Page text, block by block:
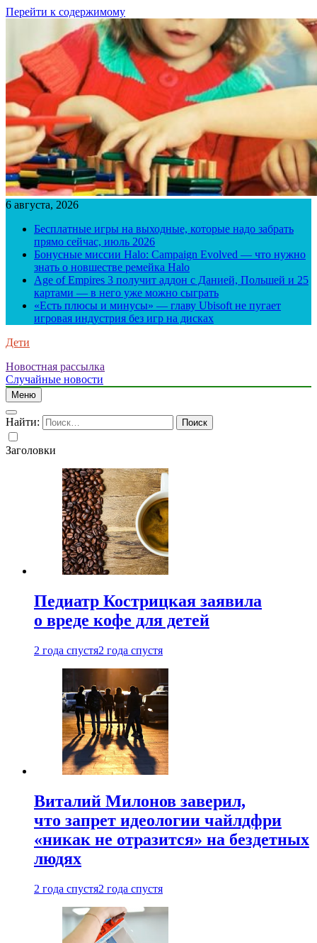
Перейти к содержимому
6 августа, 2026
Бесплатные игры на выходные, которые надо забрать
прямо сейчас, июль 2026
Бонусные миссии Halo: Campaign Evolved — что нужно
знать о новшестве ремейка Halo
Age of Empires 3 получит аддон с Данией, Польшей и 25
картами — в него уже можно сыграть
«Есть плюсы и минусы» — главу Ubisoft не пугает
игровая индустрия без игр на дисках
Дети
Новостная рассылка
Случайные новости
Меню
Найти:
Заголовки
Педиатр Кострицкая заявила
о вреде кофе для детей
2 года спустя2 года спустя
Виталий Милонов заверил,
что запрет идеологии чайлдфри
«никак не отразится» на бездетных
людях
2 года спустя2 года спустя